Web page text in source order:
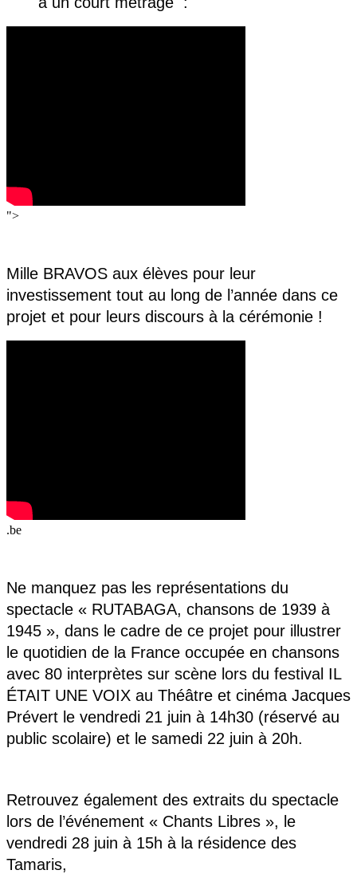
">
Mille BRAVOS aux élèves pour leur
investissement tout au long de l’année dans ce
projet et pour leurs discours à la cérémonie !
.be
Ne manquez pas les représentations du
spectacle « RUTABAGA, chansons de 1939 à
1945 », dans le cadre de ce projet pour illustrer
le quotidien de la France occupée en chansons
avec 80 interprètes sur scène lors du festival IL
ÉTAIT UNE VOIX au Théâtre et cinéma Jacques
Prévert le vendredi 21 juin à 14h30 (réservé au
public scolaire) et le samedi 22 juin à 20h.
Retrouvez également des extraits du spectacle
lors de l’événement « Chants Libres », le
vendredi 28 juin à 15h à la résidence des
Tamaris,